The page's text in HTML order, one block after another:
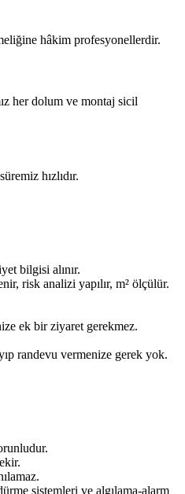
hâkim profesyonellerdir.
her dolum ve montaj sicil
hızlıdır.
bilgisi alınır.
risk analizi yapılır, m² ölçülür.
ek bir ziyaret gerekmez.
randevu vermenize gerek yok.
sistemleri ve algılama-alarm